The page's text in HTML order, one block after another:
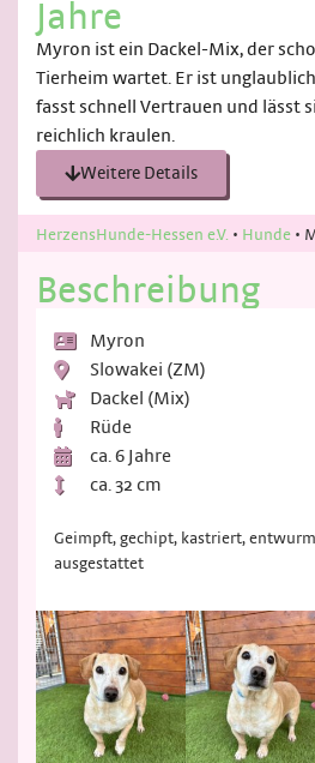
Jahre
Myron ist ein Dackel-Mix, der
Tierheim wartet. Er ist
fasst schnell Vertrauen und lässt
reichlich kraulen.
Weitere Details
HerzensHunde-Hessen e.V. • Hunde •
Beschreibung
Myron
Slowakei (ZM)
Dackel (Mix)
Rüde
ca. 6 Jahre
ca. 32 cm
Geimpft, gechipt, kastriert,
ausgestattet